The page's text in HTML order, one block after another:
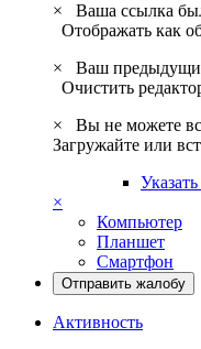
×
Ваша ссылка
Отображать как
×
Ваш
Очистить
×
Вы не можете
Загружайте или
×
Компьютер
Планшет
Смартфон
Отправить жалобу
Активность